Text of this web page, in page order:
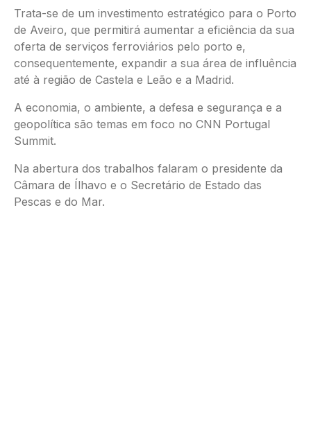
Trata-se de um investimento estratégico para o Porto
de Aveiro, que permitirá aumentar a eficiência da sua
oferta de serviços ferroviários pelo porto e,
consequentemente, expandir a sua área de influência
até à região de Castela e Leão e a Madrid.
A economia, o ambiente, a defesa e segurança e a
geopolítica são temas em foco no CNN Portugal
Summit.
Na abertura dos trabalhos falaram o presidente da
Câmara de Ílhavo e o Secretário de Estado das
Pescas e do Mar.